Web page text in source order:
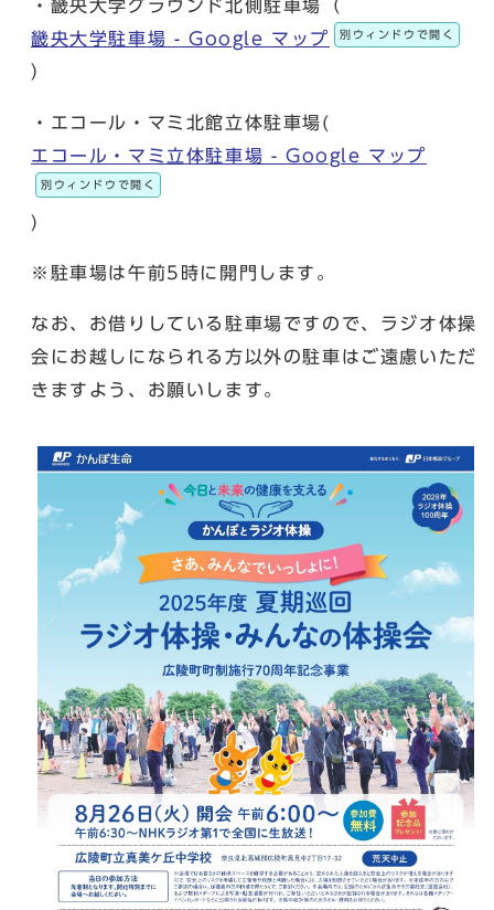
・畿央大学グラウンド北側駐車場（
畿央大学駐車場 - Google マップ
別ウィンドウで開く
）
・エコール・マミ北館立体駐車場(
エコール・マミ立体駐車場 - Google マップ
別ウィンドウで開く
)
※駐車場は午前5時に開門します。
なお、お借りしている駐車場ですので、ラジオ体操
会にお越しになられる方以外の駐車はご遠慮いただ
きますよう、お願いします。